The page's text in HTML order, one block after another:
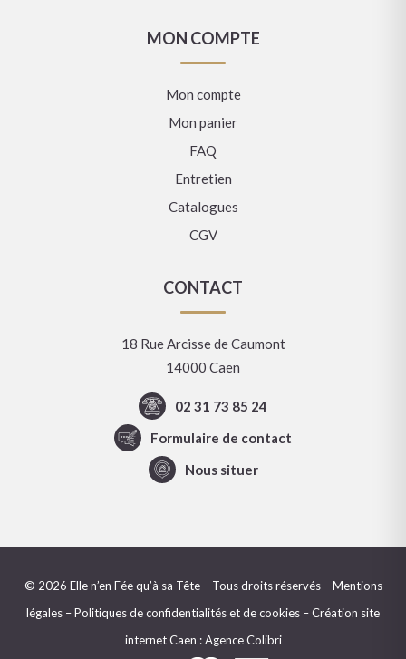
MON COMPTE
Mon compte
Mon panier
FAQ
Entretien
Catalogues
CGV
CONTACT
18 Rue Arcisse de Caumont
14000 Caen
02 31 73 85 24
Formulaire de contact
Nous situer
© 2026 Elle n’en Fée qu’à sa Tête – Tous droits réservés –Mentions
légales –Politiques de confidentialités et de cookies –Création site
internet Caen : Agence Colibri